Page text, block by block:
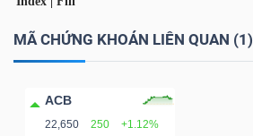
MÃ CHỨNG KHOÁN LIÊN QUAN (1)
ACB
22,650 250 +1.12%
TÍCH
VIETSTOCKFINANCE